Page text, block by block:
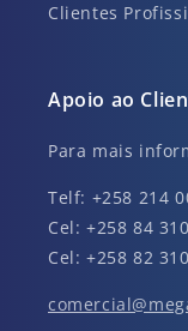
Clientes
Apoio ao
Para mais
Telf: +258 214
Cel: +258 84
Cel: +258 82